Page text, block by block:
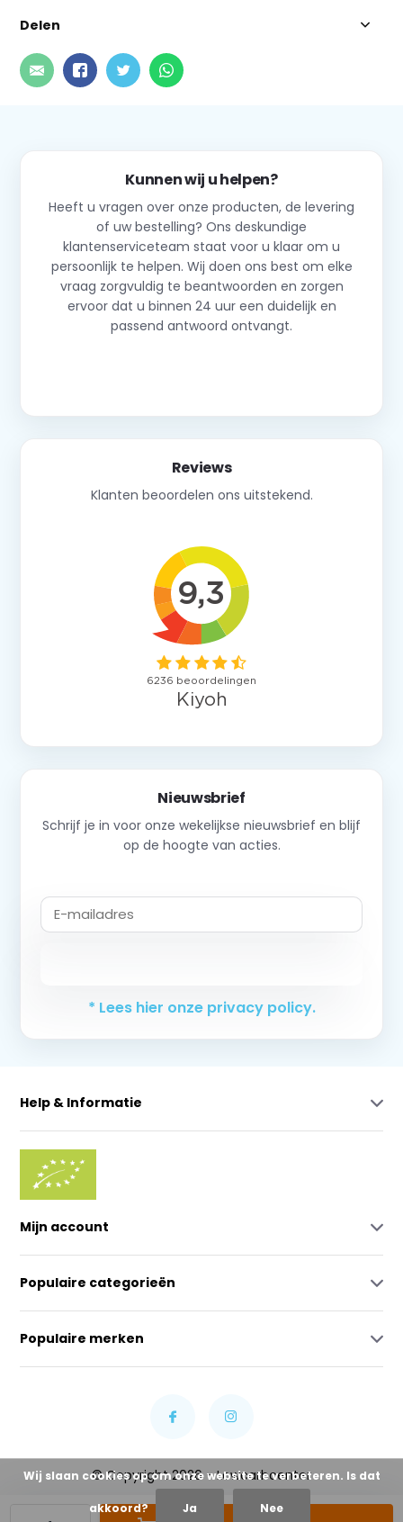
Delen
Kunnen wij u helpen?
Heeft u vragen over onze producten, de levering
of uw bestelling? Ons deskundige
klantenserviceteam staat voor u klaar om u
persoonlijk te helpen. Wij doen ons best om elke
vraag zorgvuldig te beantwoorden en zorgen
ervoor dat u binnen 24 uur een duidelijk en
passend antwoord ontvangt.
Reviews
Klanten beoordelen ons uitstekend.
Nieuwsbrief
Schrijf je in voor onze wekelijkse nieuwsbrief en blijf
op de hoogte van acties.
* Lees hier onze privacy policy.
Help & Informatie
Mijn account
Populaire categorieën
Populaire merken
© Copyright 2026 - Lowcarbcenter
Wij slaan cookies op om onze website te verbeteren. Is dat
akkoord? Ja Nee